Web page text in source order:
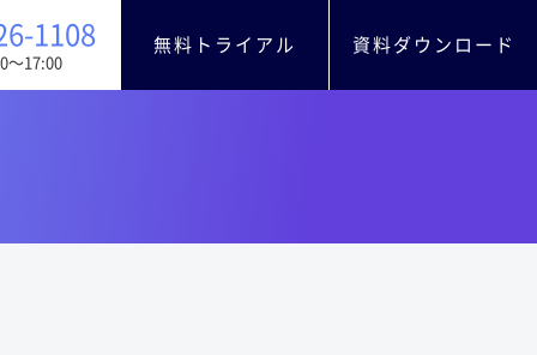
1108
〜17:00
無料トライアル 資料ダウンロード